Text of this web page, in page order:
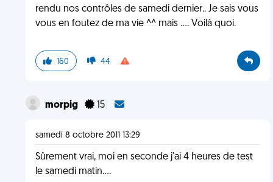
rendu nos contrôles de samedi dernier.. Je sais vous
vous en foutez de ma vie ^^ mais .... Voilà quoi.
160 44
morpig 15
samedi 8 octobre 2011 13:29
Sûrement vrai, moi en seconde j'ai 4 heures de test
le samedi matin....